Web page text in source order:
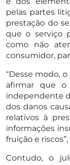
pelas partes
prestação do
que o serviço
como não
consumidor,
“Desse modo,
afirmar que o
independente
dos danos
relativos à
informações
fruição e
Contudo, o